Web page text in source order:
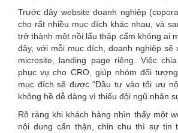
Trước đây website doanh nghiệp
cho rất nhiều mục đích khác nhau, và
trở thành một nồi lẩu thập cẩm không ai
đây, với mỗi mục đích, doanh nghiệp sẽ
microsite, landing page riêng. Việc
phục vụ cho CRO, giúp nhóm đối
mục đích sẽ được “Đầu tư vào tối ưu
không hề dễ dàng vì thiếu đội ngũ nhân
Rõ ràng khi khách hàng nhìn thấy một
nội dung cẩn thận, chỉn chu thì sự tin